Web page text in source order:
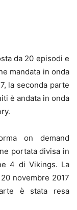
da 20 episodi e
mandata in onda
la seconda parte
è andata in onda
on demand
portata divisa in
4 di Vikings. La
novembre 2017
è stata resa